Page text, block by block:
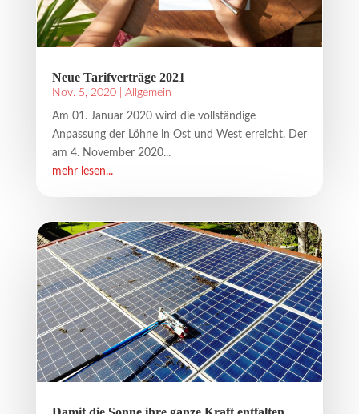
Neue Tarifverträge 2021
Nov. 5, 2020| Allgemein
Am 01. Januar 2020 wird die vollständige
Anpassung der Löhne in Ost und West erreicht. Der
am 4. November 2020...
mehr lesen...